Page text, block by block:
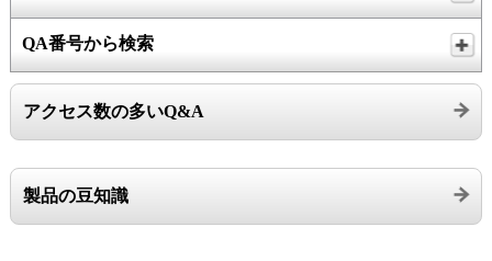
QA番号から検索
アクセス数の多いQ&A
製品の豆知識